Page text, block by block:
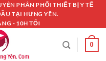
PHÂN PHỐI THIẾT BỊ Y TẾ
TẠI HƯNG YÊN.
- 10H TỐI
0